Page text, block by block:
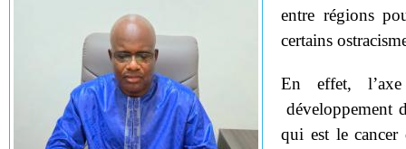
entre régions
certains
En effet,
développement
qui est le